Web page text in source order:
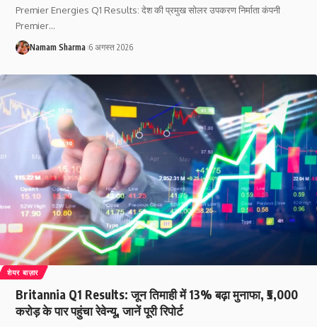
Premier Energies Q1 Results: देश की प्रमुख सोलर उपकरण निर्माता कंपनी
Premier…
Namam Sharma 6 अगस्त 2026
शेयर बाज़ार
Britannia Q1 Results: जून तिमाही में 13% बढ़ा मुनाफा, ₹5,000
करोड़ के पार पहुंचा रेवेन्यू, जानें पूरी रिपोर्ट